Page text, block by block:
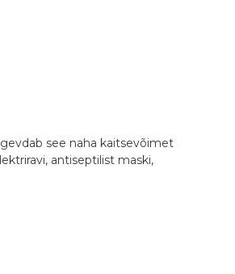
see naha kaitsevõimet
antiseptilist maski,